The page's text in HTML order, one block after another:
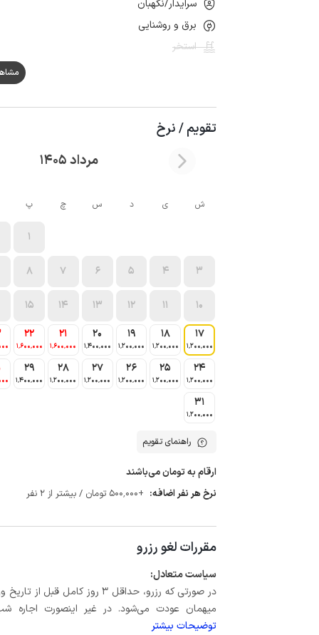
سرایدار/نگهبان
برق و روشنایی
استخر
مشاهده
تقویم / نرخ
مرداد 1405
ش ی د س چ پ
1
3
4
5
6
7
8
10
11
12
13
14
15
17
1٬200٬000
18
1٬200٬000
19
1٬200٬000
20
1٬400٬000
21
1٬600٬000
22
1٬600٬000
24
1٬200٬000
25
1٬200٬000
26
1٬200٬000
27
1٬200٬000
28
1٬200٬000
29
1٬400٬000
31
1٬200٬000
راهنمای تقویم
ارقام به تومان می‌باشند
نرخ هر نفر اضافه: +500٬000 تومان / بیشتر از 2 نفر
مقررات لغو رزرو
سیاست متعادل:
میهمان عودت می‌شود. در غیر اینصورت اجاره شب اول بعلاوه حداکثر 15
توضیحات بیشتر